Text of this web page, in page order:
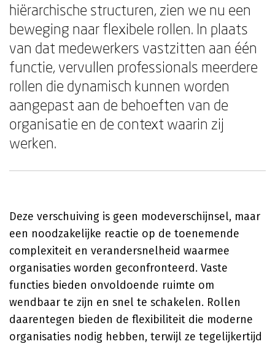
hiërarchische structuren, zien we nu een
beweging naar flexibele rollen. In plaats
van dat medewerkers vastzitten aan één
functie, vervullen professionals meerdere
rollen die dynamisch kunnen worden
aangepast aan de behoeften van de
organisatie en de context waarin zij
werken.
Deze verschuiving is geen modeverschijnsel, maar
een noodzakelijke reactie op de toenemende
complexiteit en verandersnelheid waarmee
organisaties worden geconfronteerd. Vaste
functies bieden onvoldoende ruimte om
wendbaar te zijn en snel te schakelen. Rollen
daarentegen bieden de flexibiliteit die moderne
organisaties nodig hebben, terwijl ze tegelijkertijd